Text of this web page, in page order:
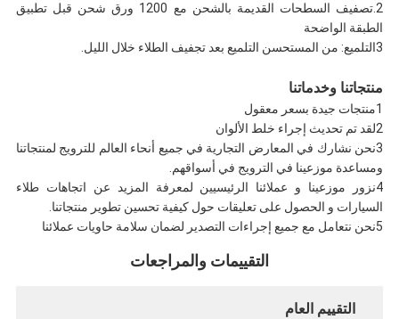
2.تصفيف السطحات القديمة بالشحن مع 1200 ورق شحن قبل تطبيق
الطبقة الواضحة
3التلميع: من المستحسن التلميع بعد تجفيف الطلاء خلال الليل.
منتجاتنا وخدماتنا
1منتجات جيدة بسعر معقول
2لقد تم تحديث إجراء خلط الألوان
3نحن نشارك في المعارض التجارية في جميع أنحاء العالم للترويج لمنتجاتنا
ومساعدة موزعينا في الترويج في أسواقهم.
4نزور موزعينا و عملائنا الرئيسيين لمعرفة المزيد عن اتجاهات طلاء
السيارات و الحصول على تعليقات حول كيفية تحسين تطوير منتجاتنا.
5نحن نتعامل مع جميع إجراءات التصدير لضمان سلامة حاويات عملائنا
التقييمات والمراجعات
التقييم العام